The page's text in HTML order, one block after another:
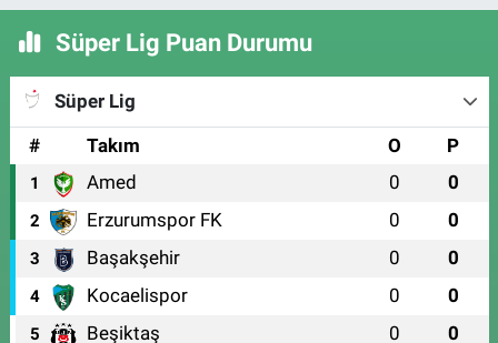
Süper Lig Puan Durumu
Süper Lig
#
Takım O P
1 Amed 0 0
2 Erzurumspor FK 0 0
3 Başakşehir 0 0
4 Kocaelispor 0 0
5 Beşiktaş 0 0